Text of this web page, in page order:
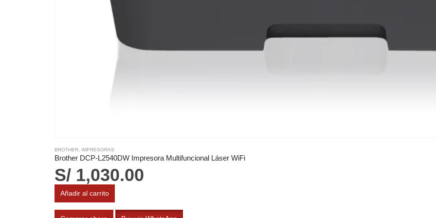
BROTHER IMPRESORAS
Brother DCP-L2540DW Impresora Multifuncional Láser WiFi
S/ 1,030.00
Añadir al carrito